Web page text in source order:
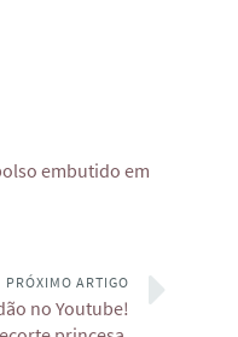
embutido em
PRÓXIMO ARTIGO
no Youtube!